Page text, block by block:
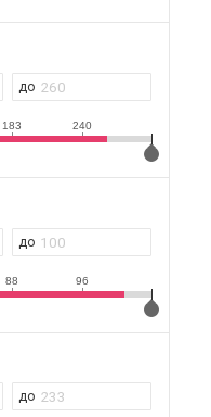
183 240
88 96